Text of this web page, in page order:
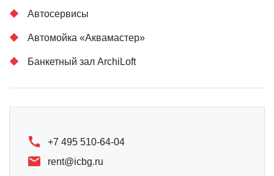
Автосервисы
Автомойка «Аквамастер»
Банкетный зал ArchiLoft
+7 495 510-64-04
rent@icbg.ru